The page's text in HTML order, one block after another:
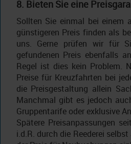
8. Bieten Sie eine
Sollten Sie einmal bei einem
günstigeren Preis finden als
uns. Gerne prüfen wir für
gefundenen Preis ebenfalls
Regel ist dies kein Problem.
Preise für Kreuzfahrten bei
die Preisgestaltung allein
Manchmal gibt es jedoch
Gruppentarife oder exklusive
Spätere Preisanpassungen
i.d.R. durch die Reederei